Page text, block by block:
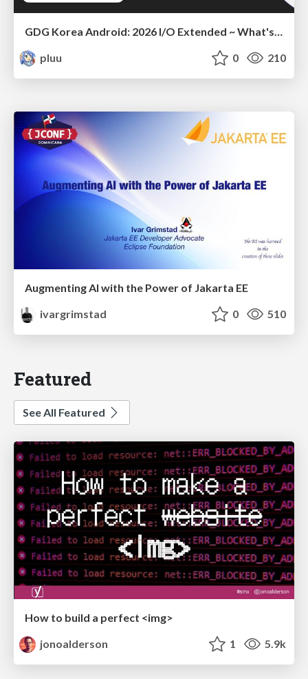
pluu
0 210
Augmenting AI with the Power of Jakarta EE
ivargrimstad
0 510
Featured
See All Featured
How to build a perfect <img>
jonoalderson
1 5.9k